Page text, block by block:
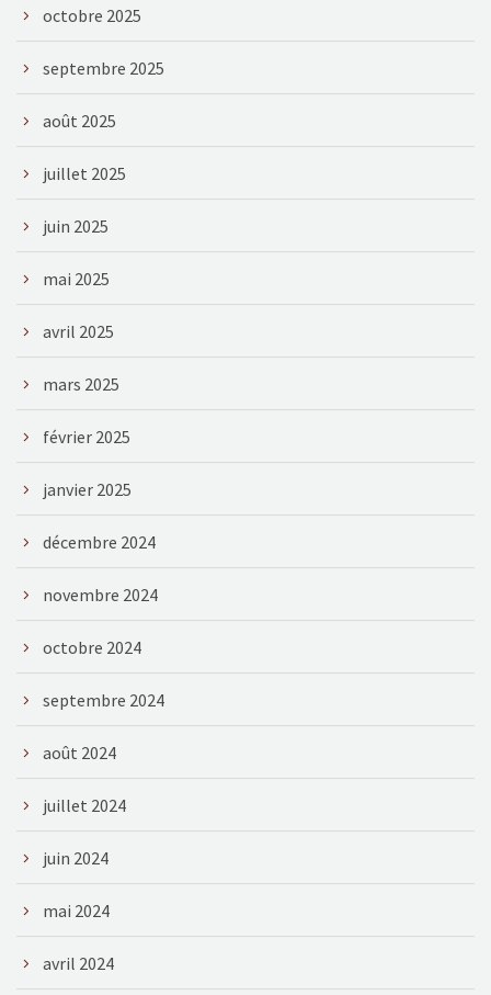
octobre 2025
septembre 2025
août 2025
juillet 2025
juin 2025
mai 2025
avril 2025
mars 2025
février 2025
janvier 2025
décembre 2024
novembre 2024
octobre 2024
septembre 2024
août 2024
juillet 2024
juin 2024
mai 2024
avril 2024